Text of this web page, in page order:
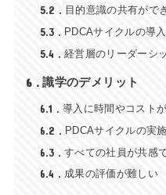
5.2 目的意識の共有がで
5.3 PDCAサイクルの導入
5.4 経営層のリーダーシ
6 識学のデメリット
6.1 導入に時間やコスト
6.2 PDCAサイクルの実
6.3 すべての社員が共感
6.4 成果の評価が難しい